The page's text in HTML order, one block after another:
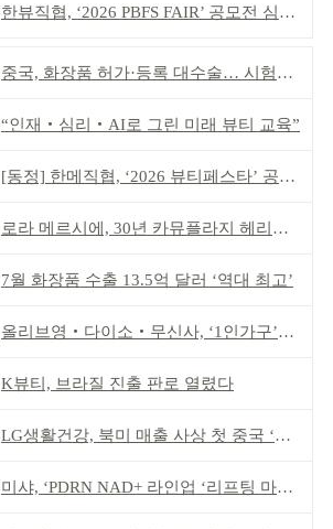
한뷰직협, ‘2026 PBFS FAIR’ 공모전 심사 성료
중국, 화장품 허가·등록 대수술… 시험자료 공용 허용
“인재‧심리‧AI로 그린 미래 뷰티 교육”
[동정] 한메직협, ‘2026 뷰티페스타’ 공동 주최
로라 메르시에, 30년 카뮤플라지 헤리티지 담아
7월 화장품 수출 13.5억 달러 ‘역대 최고’
올리브영‧다이소‧무신사, ‘1인가구’가 이끈다
K뷰티, 브라질 진출 판로 열렸다
LG생활건강, 북미 매출 사상 첫 중국 ‘추월’
미샤, ‘PDRN NAD+ 라인업 ‘리프팅 마스크’ 출시